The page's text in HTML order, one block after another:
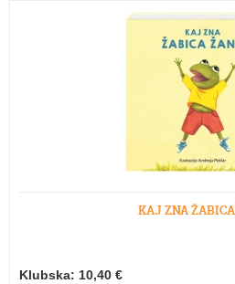
KAJ ZNA
Klubska: 10,40 €